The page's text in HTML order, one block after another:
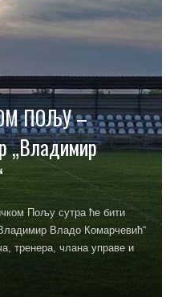
– У посети код
градоначелница
и поново посетила
Цикота која је госте